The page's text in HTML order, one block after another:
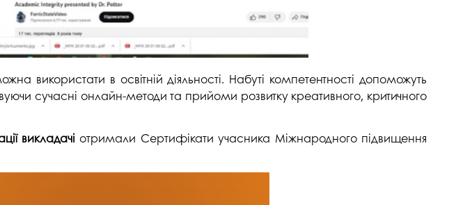
використати в освітній діяльності. Набуті компетентності допоможуть
сучасні онлайн-методи та прийоми розвитку креативного, критичного
викладачіотримали Сертифікати учасника Міжнародного підвищення